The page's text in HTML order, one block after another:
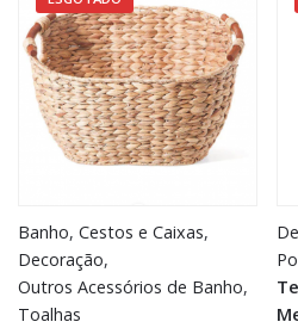
Banho, Cestos e Caixas,
Decoração,
Outros Acessórios de Banho,
Toalhas